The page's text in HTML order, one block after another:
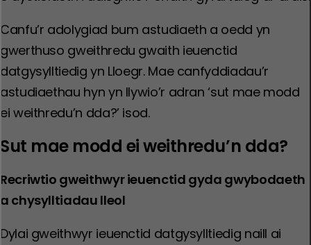
Canfu’r adolygiad bum astudiaeth a oedd yn
gwerthuso gweithredu gwaith ieuenctid
datgysylltiedig yn Lloegr. Mae canfyddiadau’r
astudiaethau hyn yn llywio’r adran ‘sut mae modd
ei weithredu’n dda?’ isod.
Sut mae modd ei weithredu’n dda?
Recriwtio gweithwyr ieuenctid gyda gwybodaeth
a chysylltiadau lleol
Dylai gweithwyr ieuenctid datgysylltiedig naill ai